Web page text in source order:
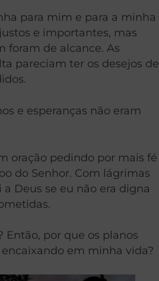
para mim e para a minha
e importantes, mas
foram de alcance. As
pareciam ter os desejos de
e esperanças não eram
oração pedindo por mais fé
do Senhor. Com lágrimas
Deus se eu não era digna
Então, por que os planos
em minha vida?